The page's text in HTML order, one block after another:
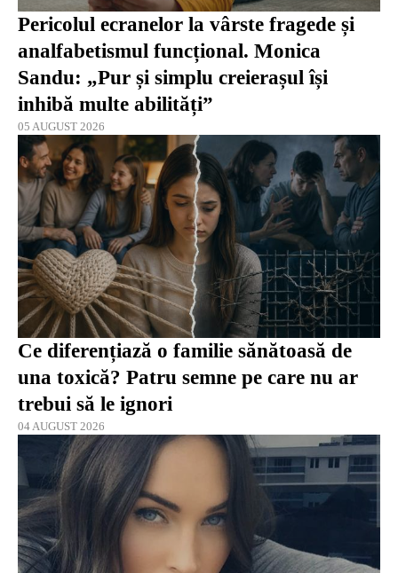
Pericolul ecranelor la vârste fragede și
analfabetismul funcțional. Monica
Sandu: „Pur și simplu creierașul își
inhibă multe abilități”
05 AUGUST 2026
Ce diferențiază o familie sănătoasă de
una toxică? Patru semne pe care nu ar
trebui să le ignori
04 AUGUST 2026